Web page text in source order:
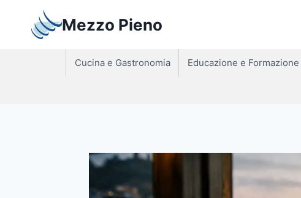
contenuto
Mezzo Pieno
Cucina e Gastronomia Educazione e Formazione